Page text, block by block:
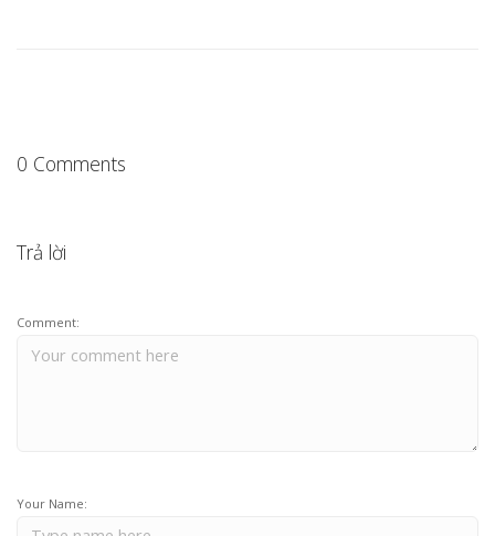
0 Comments
Trả lời
Comment:
Your Name: